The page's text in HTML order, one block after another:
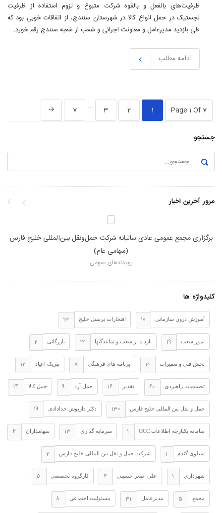
ظرفیت‌های بالفعل و بالقوه شرکت متبوع و لزوم استفاده از ظرفیت
لجستیک در حمل انواع کالا در شهرستان سنندج، از اتفاقات خوبی بود که
طی بازدید مدیرعامل و معاونت اجرائی و شعب از شعبه سنندج رقم خورد.
ادامه مطلب
Page 1 Of 7
1
2
3
...
7
جستجو
مرور آخرین اخبار
خلیج فارس با ورود
برگزاری مجمع عمومی عادی سالیانه شرکت حمل‌ونقل
کلیدواژه ها
آموزش درون سازمانی 10 افتخارات پرسنل خلیج 13
امور شعب 19 بازدید از شعب و نمایندگیها 12 بازرگانی 2
بخش فنی و تعمیرات 10 برنامه های فرهنگی 8 تبریک اعیاد 12
تصمیمات راهبردی 60 تقدیر 16 حمل آرد 9 حمل کالا 14
حمل و نقل بین المللی خلیج فارس 130 دکتر داریوش خدادادی 19
سامانه یکپارچه اطلاعات OCC 1 سرمایه گذاری 13 سهامداران 4
سیلوی گندم 1 شرکت حمل و نقل بین المللی خلیج فارس 2
شهرداری 1 علی اصغر حسینی 4 کارگروه تخصصی 5
مجمع 5 مدیرعامل 31 مسئولیت اجتماعی 8